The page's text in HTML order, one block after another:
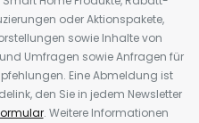
oder Aktionspakete,
sowie Inhalte von
Umfragen sowie Anfragen für
Eine Abmeldung ist
den Sie in jedem Newsletter
. Weitere Informationen